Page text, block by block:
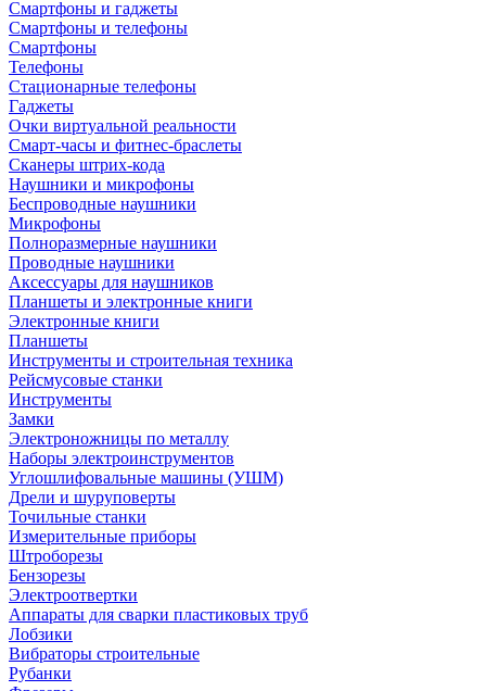
Смартфоны и гаджеты
Смартфоны и телефоны
Смартфоны
Телефоны
Стационарные телефоны
Гаджеты
Очки виртуальной реальности
Смарт-часы и фитнес-браслеты
Сканеры штрих-кода
Наушники и микрофоны
Беспроводные наушники
Микрофоны
Полноразмерные наушники
Проводные наушники
Аксессуары для наушников
Планшеты и электронные книги
Электронные книги
Планшеты
Инструменты и строительная техника
Рейсмусовые станки
Инструменты
Замки
Электроножницы по металлу
Наборы электроинструментов
Углошлифовальные машины (УШМ)
Дрели и шуруповерты
Точильные станки
Измерительные приборы
Штроборезы
Бензорезы
Электроотвертки
Аппараты для сварки пластиковых труб
Лобзики
Вибраторы строительные
Рубанки